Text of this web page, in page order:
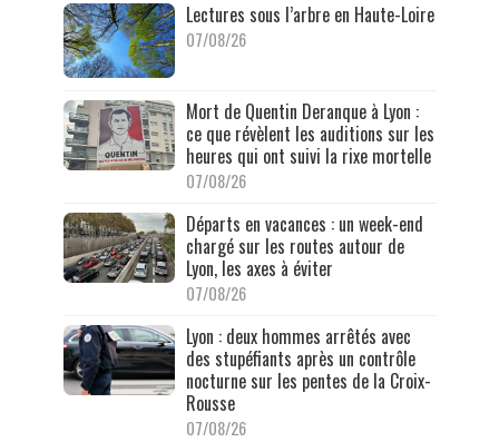
Lectures sous l’arbre en Haute-Loire
07/08/26
Mort de Quentin Deranque à Lyon :
ce que révèlent les auditions sur les
heures qui ont suivi la rixe mortelle
07/08/26
Départs en vacances : un week-end
chargé sur les routes autour de
Lyon, les axes à éviter
07/08/26
Lyon : deux hommes arrêtés avec
des stupéfiants après un contrôle
nocturne sur les pentes de la Croix-
Rousse
07/08/26